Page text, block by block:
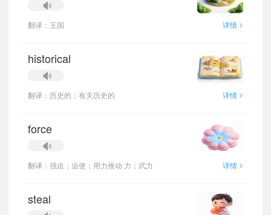
翻译：王国 详情 >
historical
翻译：历史的；有关历史的 详情 >
force
翻译：强迫；迫使；用力推动 力；武力 详情 >
steal